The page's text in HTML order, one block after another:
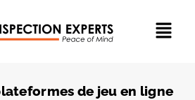
de jeu en ligne